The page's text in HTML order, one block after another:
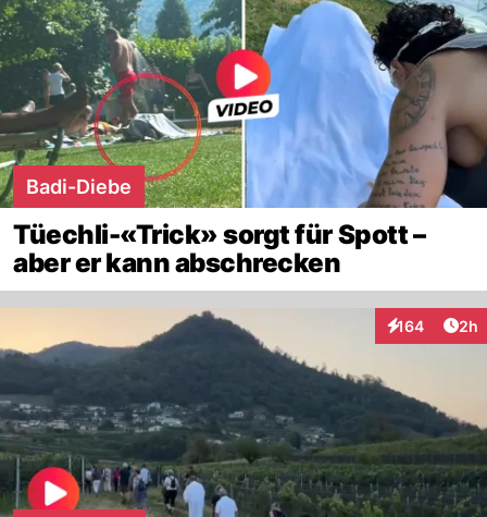
Badi-Diebe
Tüechli-«Trick» sorgt für Spott –
aber er kann abschrecken
164
Interaktionen
2h